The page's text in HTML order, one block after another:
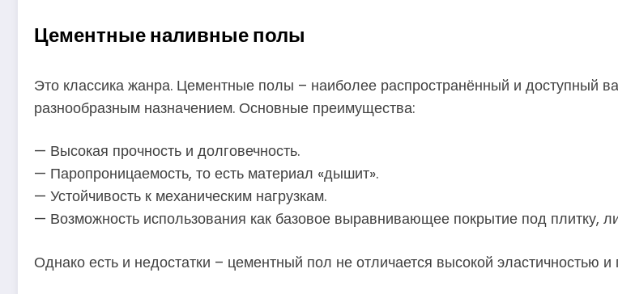
Цементные наливные полы
Это классика жанра. Цементные полы – наиболее распространённый и доступный
разнообразным назначением. Основные преимущества:
— Высокая прочность и долговечность.
— Паропроницаемость, то есть материал «дышит».
— Устойчивость к механическим нагрузкам.
— Возможность использования как базовое выравнивающее покрытие под плитку,
Однако есть и недостатки – цементный пол не отличается высокой